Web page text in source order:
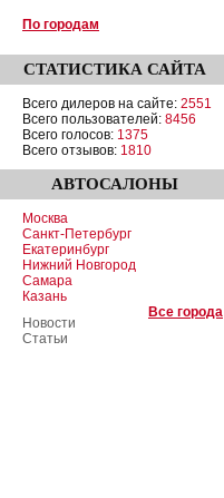
По городам
СТАТИСТИКА САЙТА
Всего дилеров на сайте: 2551
Всего пользователей: 8456
Всего голосов: 1375
Всего отзывов: 1810
АВТОСАЛОНЫ
Москва
Санкт-Петербург
Екатеринбург
Нижний Новгород
Самара
Казань
Все города
Новости
Статьи